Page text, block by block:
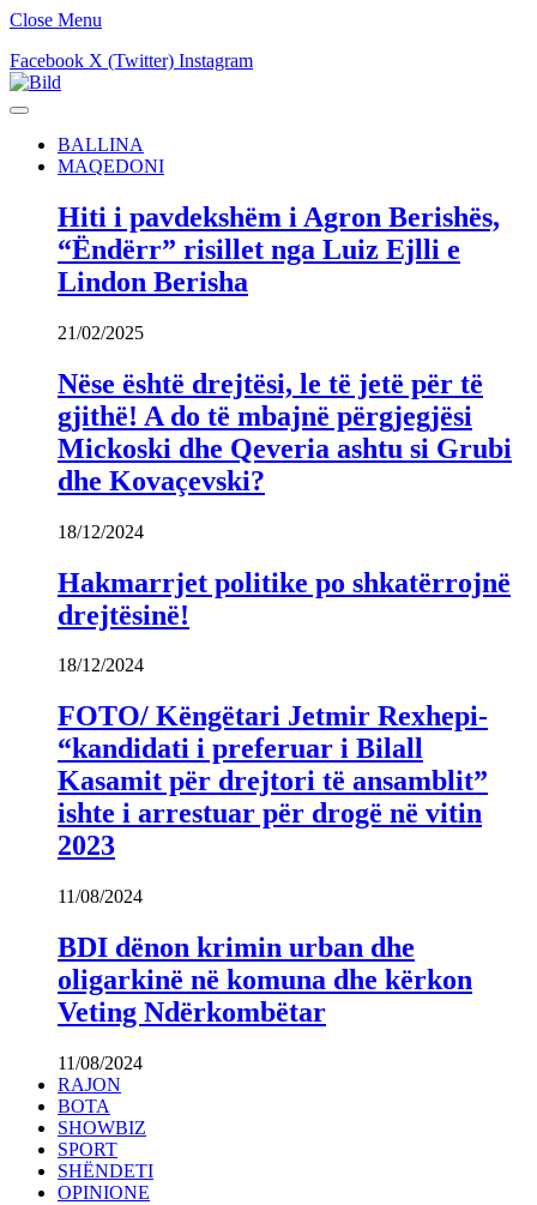
Close Menu
Facebook X (Twitter) Instagram
BALLINA
MAQEDONI
Hiti i pavdekshëm i Agron Berishës,
“Ëndërr” risillet nga Luiz Ejlli e
Lindon Berisha
21/02/2025
Nëse është drejtësi, le të jetë për të
gjithë! A do të mbajnë përgjegjësi
Mickoski dhe Qeveria ashtu si Grubi
dhe Kovaçevski?
18/12/2024
Hakmarrjet politike po shkatërrojnë
drejtësinë!
18/12/2024
FOTO/ Këngëtari Jetmir Rexhepi-
“kandidati i preferuar i Bilall
Kasamit për drejtori të ansamblit”
ishte i arrestuar për drogë në vitin
2023
11/08/2024
BDI dënon krimin urban dhe
oligarkinë në komuna dhe kërkon
Veting Ndërkombëtar
11/08/2024
RAJON
BOTA
SHOWBIZ
SPORT
SHËNDETI
OPINIONE